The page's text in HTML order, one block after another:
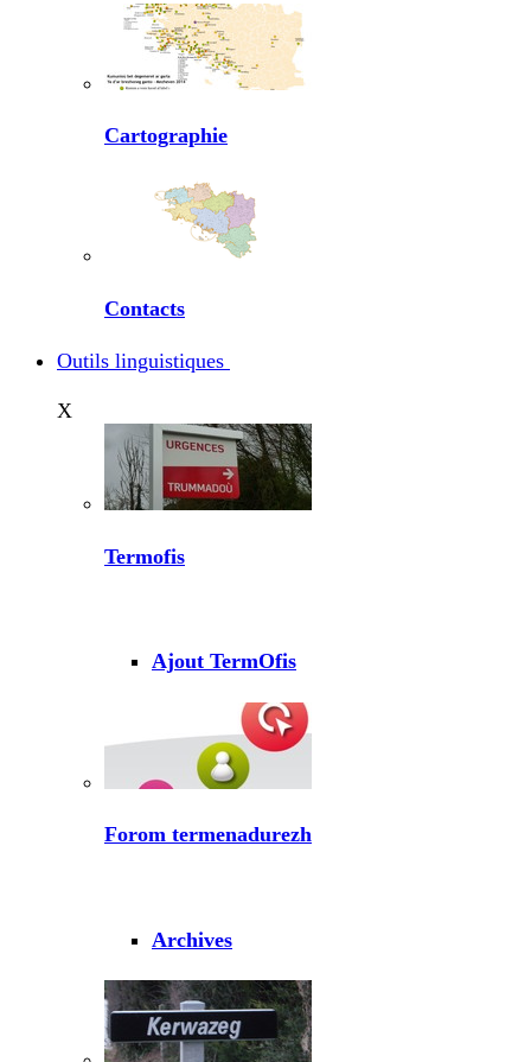
Cartographie
Contacts
Outils linguistiques
X
Termofis
Ajout TermOfis
Forom termenadurezh
Archives